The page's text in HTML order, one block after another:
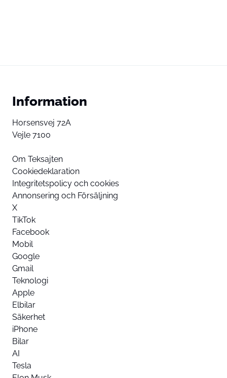
Information
Horsensvej 72A
Vejle 7100
Om Teksajten
Cookiedeklaration
Integritetspolicy och cookies
Annonsering och Försäljning
X
TikTok
Facebook
Mobil
Google
Gmail
Teknologi
Apple
Elbilar
Säkerhet
iPhone
Bilar
AI
Tesla